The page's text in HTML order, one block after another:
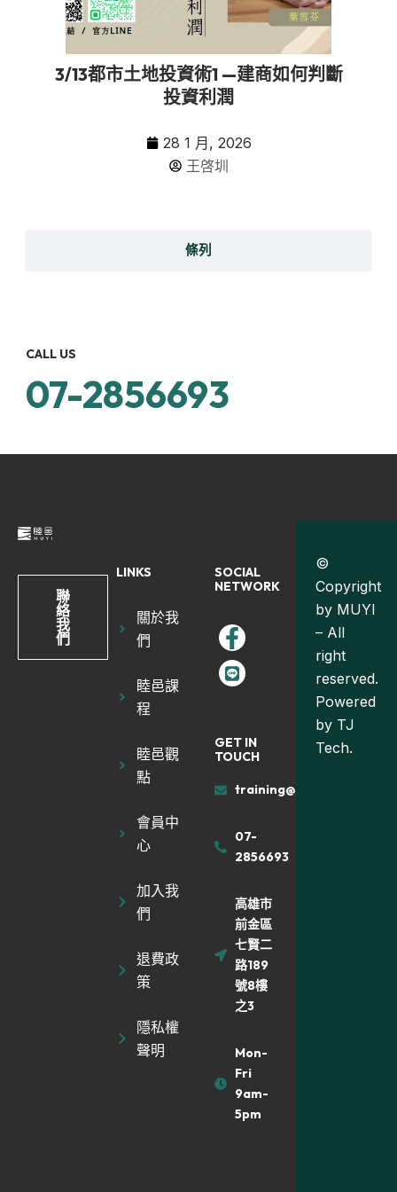
條列
3/13都市土地投資術1 —建商如何判斷
投資利潤
28 1 月, 2026
王啓圳
CALL US
07-2856693
聯
絡
我
們
LINKS
關於我
們
睦邑課
程
睦邑觀
點
會員中
心
加入我
們
退費政
策
隱私權
聲明
SOCIAL
NETWORK
GET IN
TOUCH
training@muyiland.com
07-
2856693
高雄市
前金區
七賢二
路189
號8樓
之3
Mon-
Fri
9am-
5pm
©
Copyright
by MUYI
– All
right
reserved.
Powered
by TJ
Tech.